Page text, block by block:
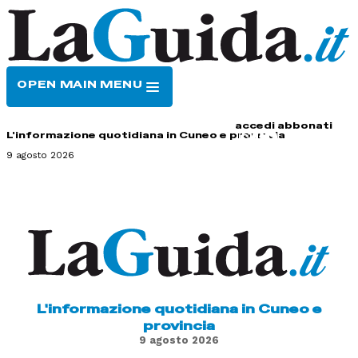
OPEN MAIN MENU
accedi abbonati
L'informazione quotidiana in Cuneo e provincia
9 agosto 2026
L'informazione quotidiana in Cuneo e
provincia
9 agosto 2026